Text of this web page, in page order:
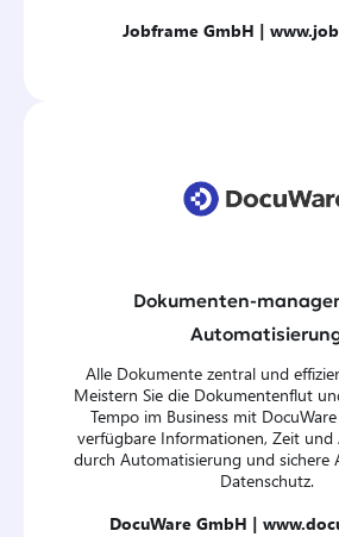
Jobframe GmbH |
Dokumenten-
Alle Dokumente zentral und
Meistern Sie die Dokumentenflut
Tempo im Business mit
verfügbare Informationen, Zeit und
durch Automatisierung und sichere
Datenschutz.
DocuWare GmbH |